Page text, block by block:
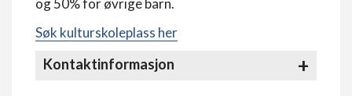
og 50% for øvrige barn.
Søk kulturskoleplass her
Kontaktinformasjon